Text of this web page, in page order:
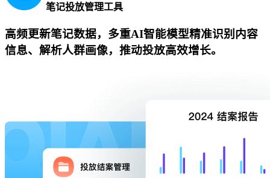
笔记投放管理工具
高频更新笔记数据，多重AI智能模型精准识别内容
信息、解析人群画像，推动投放高效增长。